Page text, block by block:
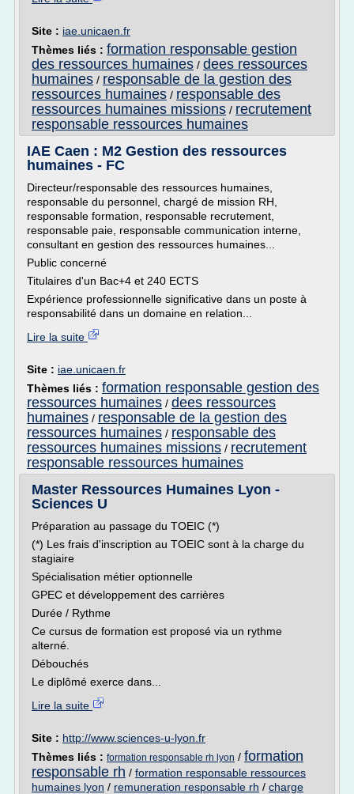
Site : iae.unicaen.fr
Thèmes liés : formation responsable gestion
des ressources humaines / dees ressources
humaines / responsable de la gestion des
ressources humaines / responsable des
ressources humaines missions / recrutement
responsable ressources humaines
IAE Caen : M2 Gestion des ressources
humaines - FC
Directeur/responsable des ressources humaines,
responsable du personnel, chargé de mission RH,
responsable formation, responsable recrutement,
responsable paie, responsable communication interne,
consultant en gestion des ressources humaines...
Public concerné
Titulaires d'un Bac+4 et 240 ECTS
Expérience professionnelle significative dans un poste à
responsabilité dans un domaine en relation...
Lire la suite
Site : iae.unicaen.fr
Thèmes liés : formation responsable gestion des
ressources humaines / dees ressources
humaines / responsable de la gestion des
ressources humaines / responsable des
ressources humaines missions / recrutement
responsable ressources humaines
Master Ressources Humaines Lyon -
Sciences U
Préparation au passage du TOEIC (*)
(*) Les frais d'inscription au TOEIC sont à la charge du
stagiaire
Spécialisation métier optionnelle
GPEC et développement des carrières
Durée / Rythme
Ce cursus de formation est proposé via un rythme
alterné.
Débouchés
Le diplômé exerce dans...
Lire la suite
Site : http://www.sciences-u-lyon.fr
Thèmes liés : formation responsable rh lyon / formation
responsable rh / formation responsable ressources
humaines lyon / remuneration responsable rh / charge